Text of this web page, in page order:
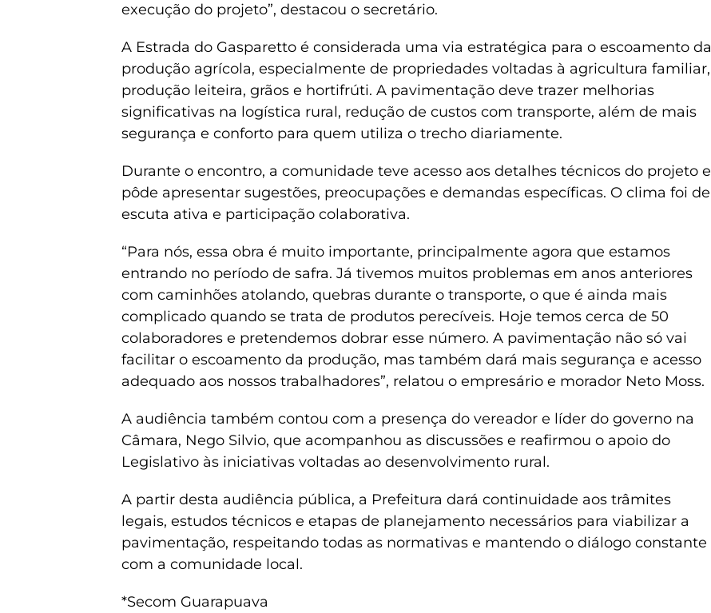
execução do projeto”, destacou o secretário.
A Estrada do Gasparetto é considerada uma via estratégica para o escoamento da
produção agrícola, especialmente de propriedades voltadas à agricultura familiar,
produção leiteira, grãos e hortifrúti. A pavimentação deve trazer melhorias
significativas na logística rural, redução de custos com transporte, além de mais
segurança e conforto para quem utiliza o trecho diariamente.
Durante o encontro, a comunidade teve acesso aos detalhes técnicos do projeto e
pôde apresentar sugestões, preocupações e demandas específicas. O clima foi de
escuta ativa e participação colaborativa.
“Para nós, essa obra é muito importante, principalmente agora que estamos
entrando no período de safra. Já tivemos muitos problemas em anos anteriores
com caminhões atolando, quebras durante o transporte, o que é ainda mais
complicado quando se trata de produtos perecíveis. Hoje temos cerca de 50
colaboradores e pretendemos dobrar esse número. A pavimentação não só vai
facilitar o escoamento da produção, mas também dará mais segurança e acesso
adequado aos nossos trabalhadores”, relatou o empresário e morador Neto Moss.
A audiência também contou com a presença do vereador e líder do governo na
Câmara, Nego Silvio, que acompanhou as discussões e reafirmou o apoio do
Legislativo às iniciativas voltadas ao desenvolvimento rural.
A partir desta audiência pública, a Prefeitura dará continuidade aos trâmites
legais, estudos técnicos e etapas de planejamento necessários para viabilizar a
pavimentação, respeitando todas as normativas e mantendo o diálogo constante
com a comunidade local.
*Secom Guarapuava